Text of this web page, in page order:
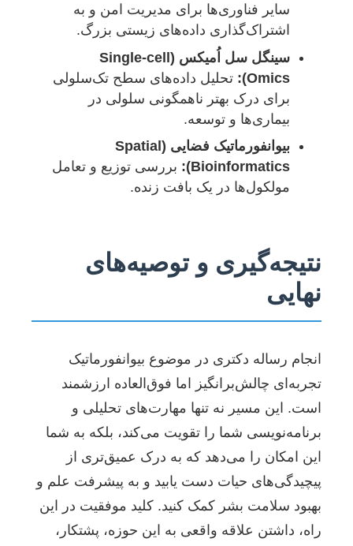
سایر فناوری‌ها برای مدیریت امن و به
اشتراک‌گذاری داده‌های زیستی بزرگ.
سینگل سل اُمیکس (Single-cell
Omics):
تحلیل داده‌های سطح تک‌سلولی
برای درک بهتر ناهمگونی سلولی در
بیماری‌ها و توسعه.
بیوانفورماتیک فضایی (Spatial
Bioinformatics):
بررسی توزیع و تعامل
مولکول‌ها در یک بافت زنده.
نتیجه‌گیری و توصیه‌های
نهایی
انجام رساله دکتری در موضوع بیوانفورماتیک
تجربه‌ای چالش‌برانگیز اما فوق‌العاده ارزشمند
است. این مسیر نه تنها مهارت‌های تحلیلی و
برنامه‌نویسی شما را تقویت می‌کند، بلکه به شما
این امکان را می‌دهد که به درک عمیق‌تری از
پیچیدگی‌های حیات دست یابید و به پیشرفت علم و
بهبود سلامت بشر کمک کنید. کلید موفقیت در این
راه، داشتن علاقه واقعی به این حوزه، پشتکار،